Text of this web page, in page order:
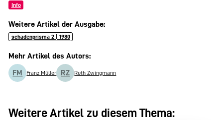
Info
Weitere Artikel der Ausgabe:
schadenprisma 2 | 1980
Mehr Artikel des Autors:
FM Franz Müller RZ Ruth Zwingmann
Weitere Artikel zu diesem Thema: